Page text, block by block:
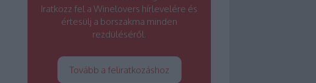
Iratkozz fel a Winelovers hírlevelére és
értesülj a borszakma minden
rezdüléséről.
Tovább a feliratkozáshoz